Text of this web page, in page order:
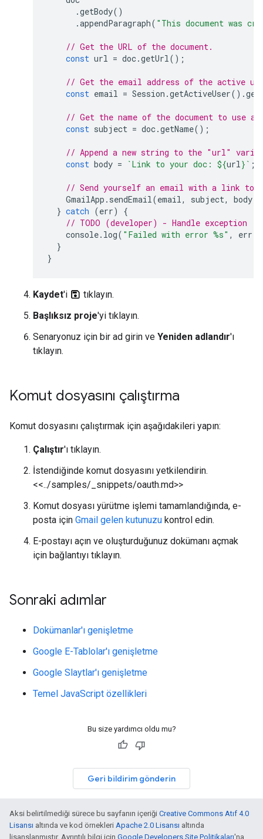
.getBody()
.appendParagraph( "This document was
// Get the URL of the document.
const url = doc.getUrl();
// Get the email address of the active
const email = Session .getActiveUser().
// Get the name of the document to use
const subject = doc.getName();
// Append a new string to the "url"
const body = `Link to your doc: ${url} ` ;
// Send yourself an email with a link to
GmailApp . sendEmail(email, subject, body
} catch (err)
{
// TODO (developer) - Handle exception
console. log( "Failed with error %s" , err
}
}
Kaydet'i
tıklayın.
Başlıksız proje'yi tıklayın.
Senaryonuz için bir ad girin ve Yeniden adlandır'ı
tıklayın.
Komut dosyasını çalıştırma
Komut dosyasını çalıştırmak için aşağıdakileri yapın:
Çalıştır'ı tıklayın.
İstendiğinde komut dosyasını yetkilendirin.
<<../samples/_snippets/oauth.md>>
Komut dosyası yürütme işlemi tamamlandığında, e-
posta için Gmail gelen kutunuzu kontrol edin.
E-postayı açın ve oluşturduğunuz dokümanı açmak
için bağlantıyı tıklayın.
Sonraki adımlar
Dokümanlar'ı genişletme
Google E-Tablolar'ı genişletme
Google Slaytlar'ı genişletme
Temel JavaScript özellikleri
Bu size yardımcı oldu mu?
Geri bildirim gönderin
Aksi belirtilmediği sürece bu sayfanın içeriği Creative Commons Atıf 4.0
Lisansı altında ve kod örnekleri Apache 2.0 Lisansı altında
lisanslanmıştır. Ayrıntılı bilgi için Google Developers Site Politikaları'na